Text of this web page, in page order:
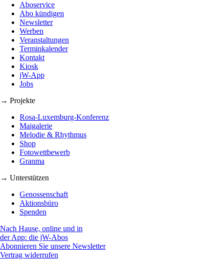
Aboservice
Abo kündigen
Newsletter
Werben
Veranstaltungen
Terminkalender
Kontakt
Kiosk
jW-App
Jobs
→ Projekte
Rosa-Luxemburg-Konferenz
Maigalerie
Melodie & Rhythmus
Shop
Fotowettbewerb
Granma
→ Unterstützen
Genossenschaft
Aktionsbüro
Spenden
Nach Hause, online und in
der App: die jW-Abos
Abonnieren Sie unsere Newsletter
Vertrag widerrufen